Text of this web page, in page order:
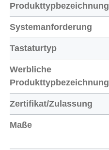
Produkttypbezeichnung
Systemanforderung
Tastaturtyp
Werbliche
Produkttypbezeichnung
Zertifikat/Zulassung
Maße